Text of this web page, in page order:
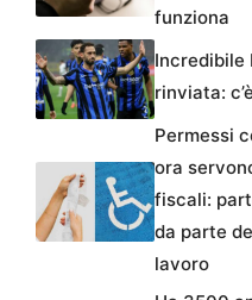
funziona
Incredibile
rinviata:
Permessi
ora
fiscali:
da parte
lavoro